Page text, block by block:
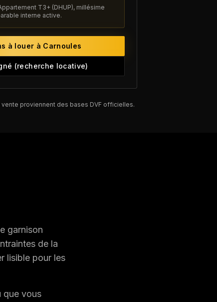
T3+ (DHUP), millésime
interne active.
à louer à Carnoules
(recherche locative)
proviennent des bases DVF officielles.
garnison
de la
lisible pour les
que vous